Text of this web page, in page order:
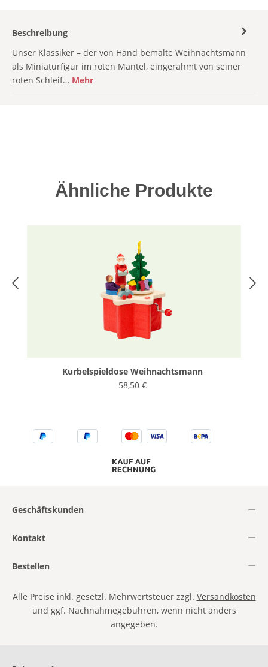
Beschreibung
Unser Klassiker – der von Hand bemalte Weihnachtsmann
als Miniaturfigur im roten Mantel, eingerahmt von seiner
roten Schleif… Mehr
Produktgalerie überspringen
Ähnliche Produkte
Kurbelspieldose Weihnachtsmann
58,50 €
Geschäftskunden
Kontakt
Bestellen
Alle Preise inkl. gesetzl. Mehrwertsteuer zzgl. Versandkosten
und ggf. Nachnahmegebühren, wenn nicht anders
angegeben.